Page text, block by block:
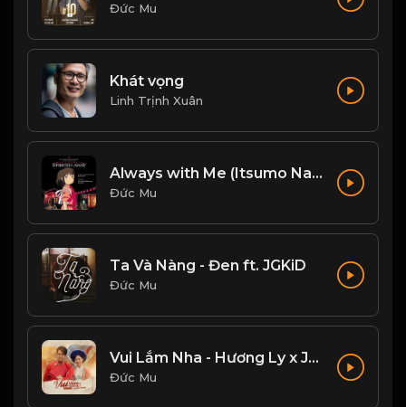
Đức Mu
Khát vọng
Linh Trịnh Xuân
Always with Me (Itsumo Nando Demo)
Đức Mu
Ta Và Nàng - Đen ft. JGKiD
Đức Mu
Vui Lắm Nha - Hương Ly x Jombie
Đức Mu